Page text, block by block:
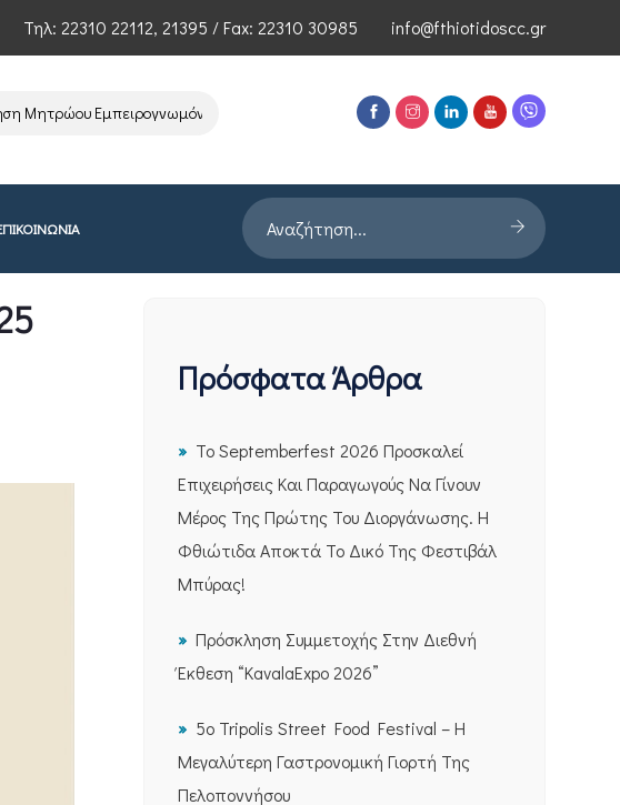
Τηλ: 22310 22112, 21395 / Fax: 22310 30985 info@fthiotidoscc.gr
Εμπειρογνωμόνων Τεχνολογιών Αιχμής του ΕΦΕΠΑΕ Παρουσίαση Έρευνας
Πρόσφατα Άρθρα
Το Septemberfest 2026 Προσκαλεί
Επιχειρήσεις Και Παραγωγούς Να Γίνουν
Μέρος Της Πρώτης Του Διοργάνωσης. Η
Φθιώτιδα Αποκτά Το Δικό Της Φεστιβάλ
Μπύρας!
Πρόσκληση Συμμετοχής Στην Διεθνή
Έκθεση “KavalaExpo 2026”
5ο Tripolis Street Food Festival – Η
Μεγαλύτερη Γαστρονομική Γιορτή Της
Πελοποννήσου